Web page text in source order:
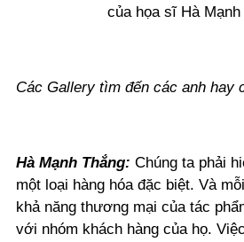
của họa sĩ Hà Mạnh
Các Gallery tìm đến các anh hay
Hà Mạnh Thắng: Chúng ta phải
một loại hàng hóa đặc biệt. Và
khả năng thương mại của tác
với nhóm khách hàng của họ.